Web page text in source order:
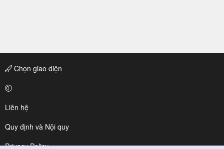
Chọn giao diện
Liên hệ
Quy định và Nội quy
Privacy Policy